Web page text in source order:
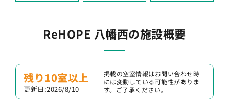
ReHOPE 八幡西の施設概要
残り10室以上
更新日:2026/8/10
掲載の空室情報はお問い合わせ時
には変動している可能性がありま
す。ご了承ください。